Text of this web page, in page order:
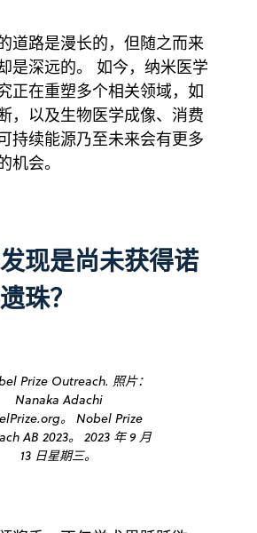
道路是漫长的，但随之而来
是深远的。 如今，纳米医学
正在重塑多个相关领域，如
，以及生物医学成像、消费
持续能源乃至未来会有更多
机会。
现是尚未获得诺
珠？
Prize Outreach. 照片：
Nanaka Adachi
。 Nobel Prize
AB 2023。 2023 年 9 月
13 日星期三。